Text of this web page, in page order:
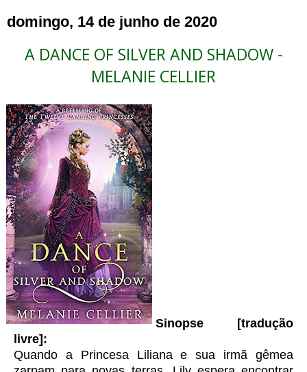
domingo, 14 de junho de 2020
A DANCE OF SILVER AND SHADOW -
MELANIE CELLIER
Sinopse [tradução
livre]:
Quando a Princesa Liliana e sua irmã gêmea